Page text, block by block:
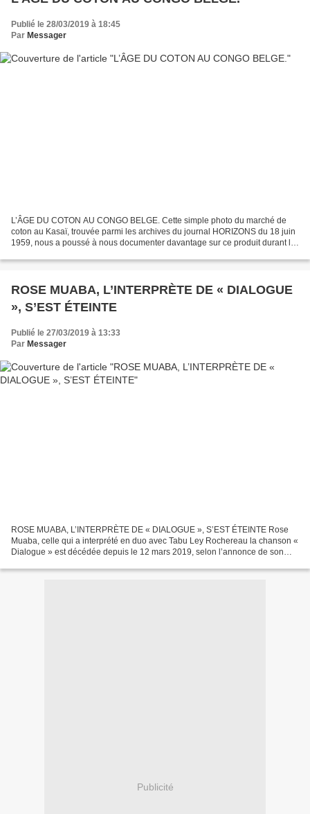
Publié le 28/03/2019 à 18:45
Par Messager
L’ÂGE DU COTON AU CONGO BELGE. Cette simple photo du marché de
coton au Kasaï, trouvée parmi les archives du journal HORIZONS du 18 juin
1959, nous a poussé à nous documenter davantage sur ce produit durant la
ROSE MUABA, L’INTERPRÈTE DE « DIALOGUE
», S’EST ÉTEINTE
Publié le 27/03/2019 à 13:33
Par Messager
ROSE MUABA, L’INTERPRÈTE DE « DIALOGUE », S’EST ÉTEINTE Rose
Muaba, celle qui a interprété en duo avec Tabu Ley Rochereau la chanson «
Dialogue » est décédée depuis le 12 mars 2019, selon l’annonce de son
Publicité